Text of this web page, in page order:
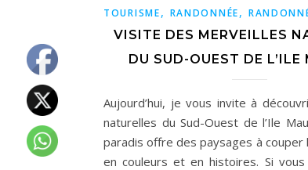
TOURISME, RANDONNÉE,
VISITE DES MERVEILLES
DU SUD-OUEST DE L’ILE
Aujourd’hui, je vous invite à
naturelles du Sud-Ouest de l’Ile
paradis offre des paysages à couper
en couleurs et en histoires. Si